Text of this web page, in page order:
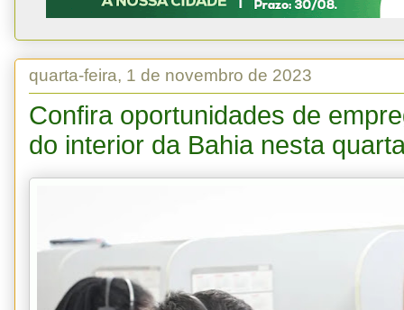
quarta-feira, 1 de novembro de 2023
Confira oportunidades de
do interior da Bahia nesta